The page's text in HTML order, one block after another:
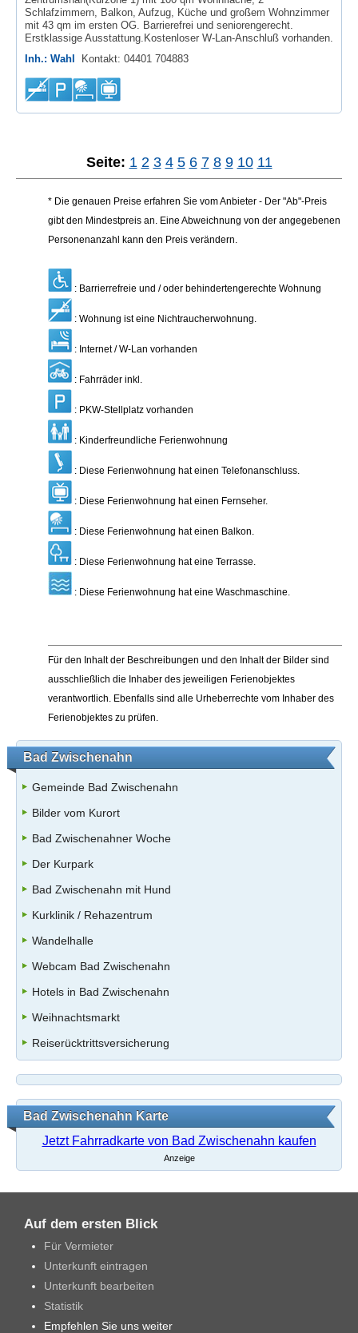
Schlafzimmern, Balkon, Aufzug, Küche und großem Wohnzimmer
mit 43 qm im ersten OG. Barrierefrei und seniorengerecht.
Erstklassige Ausstattung.Kostenloser W-Lan-Anschluß vorhanden.
Inh.: Wahl
Kontakt: 04401 704883
Seite: 1 2 3 4 5 6 7 8 9 10 11
* Die genauen Preise erfahren Sie vom Anbieter - Der "Ab"-Preis
gibt den Mindestpreis an. Eine Abweichnung von der angegebenen
Personenanzahl kann den Preis verändern.
: Barrierrefreie und / oder behindertengerechte Wohnung
: Wohnung ist eine Nichtraucherwohnung.
: Internet / W-Lan vorhanden
: Fahrräder inkl.
: PKW-Stellplatz vorhanden
: Kinderfreundliche Ferienwohnung
: Diese Ferienwohnung hat einen Telefonanschluss.
: Diese Ferienwohnung hat einen Fernseher.
: Diese Ferienwohnung hat einen Balkon.
: Diese Ferienwohnung hat eine Terrasse.
: Diese Ferienwohnung hat eine Waschmaschine.
Für den Inhalt der Beschreibungen und den Inhalt der Bilder sind
ausschließlich die Inhaber des jeweiligen Ferienobjektes
verantwortlich. Ebenfalls sind alle Urheberrechte vom Inhaber des
Ferienobjektes zu prüfen.
Bad Zwischenahn
Gemeinde Bad Zwischenahn
Bilder vom Kurort
Bad Zwischenahner Woche
Der Kurpark
Bad Zwischenahn mit Hund
Kurklinik / Rehazentrum
Wandelhalle
Webcam Bad Zwischenahn
Hotels in Bad Zwischenahn
Weihnachtsmarkt
Reiserücktrittsversicherung
Bad Zwischenahn Karte
Jetzt Fahrradkarte von Bad Zwischenahn kaufen
Anzeige
Auf dem ersten Blick
Für Vermieter
Unterkunft eintragen
Unterkunft bearbeiten
Statistik
Empfehlen Sie uns weiter